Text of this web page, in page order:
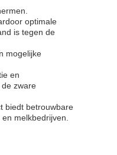
optimale
is tegen de
mogelijke
en
zware
biedt betrouwbare
melkbedrijven.